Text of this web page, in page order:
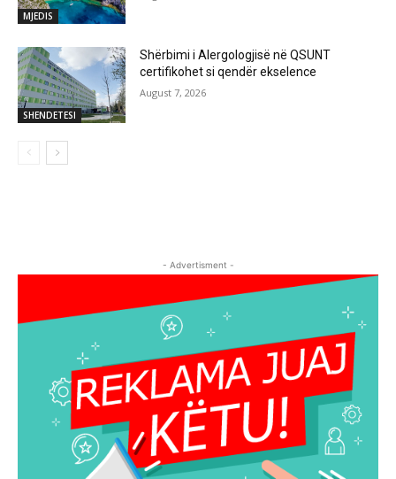
MJEDIS
SHENDETESI
Shërbimi i Alergologjisë në QSUNT
certifikohet si qendër ekselence
August 7, 2026
- Advertisment -